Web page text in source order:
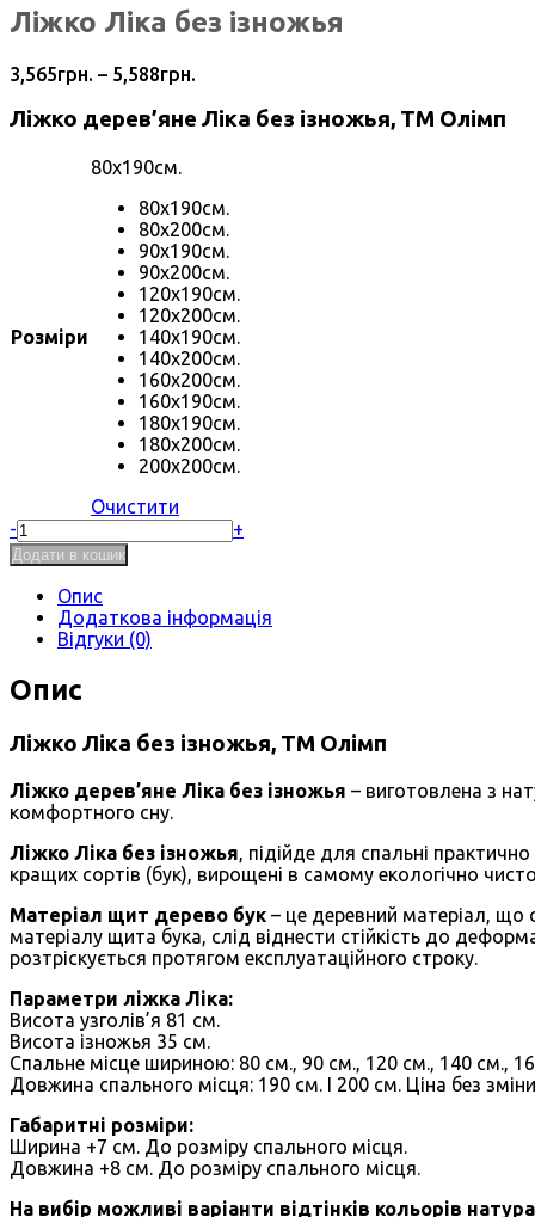
Ліжко Ліка без ізножья
3,565грн. – 5,588грн.
Ліжко дерев’яне Ліка без ізножья, ТМ Олімп
Розміри
80х190см.
80х190см.
80х200см.
90х190см.
90х200см.
120х190см.
120х200см.
140х190см.
140х200см.
160х200см.
160х190см.
180х190см.
180х200см.
200х200см.
Очистити
Ліжко
Ліка
без
ізножья
кількість
- +
Додати в кошик
Опис
Додаткова інформація
Відгуки (0)
Опис
Ліжко Ліка без ізножья, ТМ Олімп
Ліжко дерев’яне Ліка без ізножья – виготовлена ​​з
комфортного сну.
Ліжко Ліка без ізножья , підійде для спальні
кращих сортів (бук), вирощені в самому екологічно
Матеріал щит дерево бук – це деревний матеріал, що
матеріалу щита бука, слід віднести стійкість до
розтріскується протягом експлуатаційного строку.
Параметри ліжка Ліка:
Висота узголів’я 81 см.
Висота ізножья 35 см.
Спальне місце шириною: 80 см., 90 см., 120 см., 140 см.,
Довжина спального місця: 190 см. І 200 см. Ціна без
Габаритні розміри:
Ширина +7 см. До розміру спального місця.
Довжина +8 см. До розміру спального місця.
На вибір можливі варіанти відтінків кольорів